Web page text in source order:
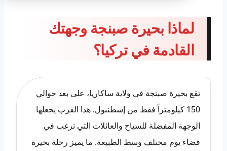
لماذا بحيرة صبنجة وجهتك
القادمة في تركيا؟
تقع بحيرة صبنجة في ولاية ساكاريا، على بعد حوالي
150 كيلومتراً فقط من إسطنبول. هذا القرب يجعلها
الوجهة المفضلة للسياح والعائلات التي ترغب في
قضاء يوم مختلف وسط الطبيعة. ما يميز رحلة بحيرة